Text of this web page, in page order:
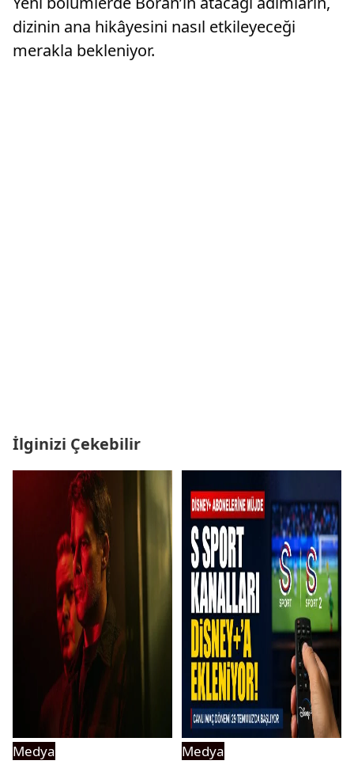
dizinin ana hikâyesini nasıl etkileyeceği
merakla bekleniyor.
İlginizi Çekebilir
Medya
Medya